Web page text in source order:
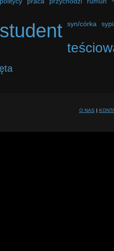
student syn/córka
O NAS |